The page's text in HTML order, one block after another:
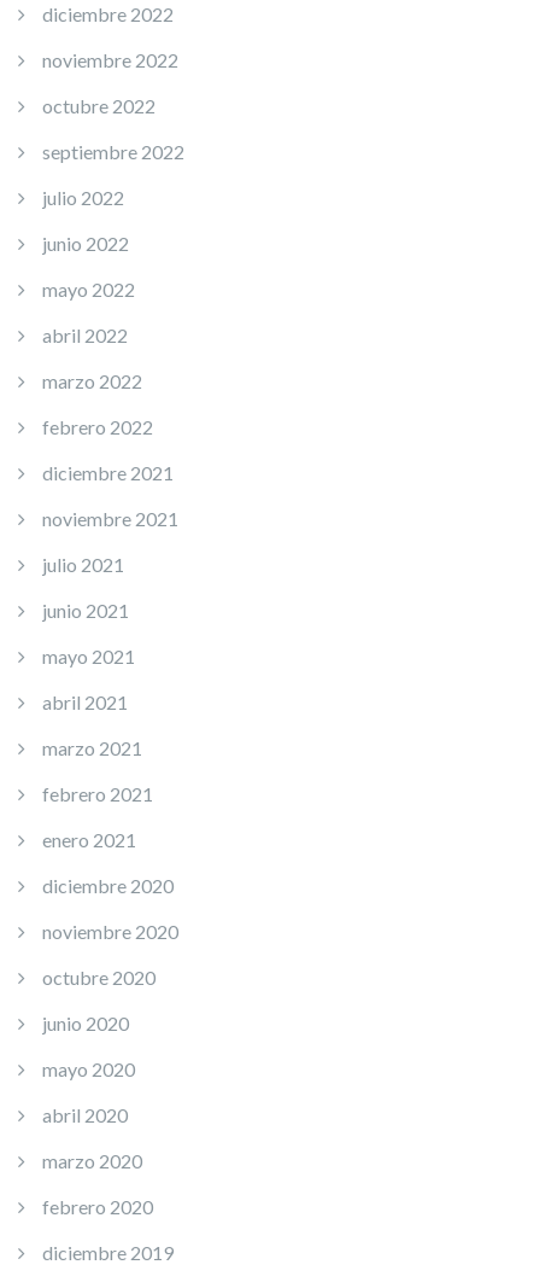
diciembre 2022
noviembre 2022
octubre 2022
septiembre 2022
julio 2022
junio 2022
mayo 2022
abril 2022
marzo 2022
febrero 2022
diciembre 2021
noviembre 2021
julio 2021
junio 2021
mayo 2021
abril 2021
marzo 2021
febrero 2021
enero 2021
diciembre 2020
noviembre 2020
octubre 2020
junio 2020
mayo 2020
abril 2020
marzo 2020
febrero 2020
diciembre 2019